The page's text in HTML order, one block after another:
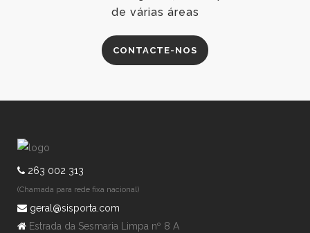
de várias áreas
CONTACTE-NOS
263 002 313
(Chamada para rede fixa nacional)
geral@sisporta.com
Estrada da Sesmaria Limpa nº 8 A